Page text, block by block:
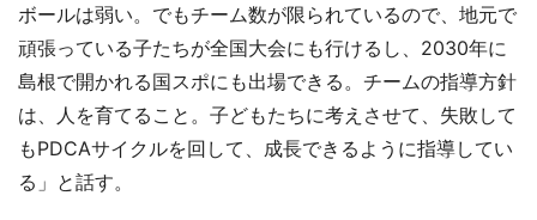
ボールは弱い。でもチーム数が限られているので、地元で
頑張っている子たちが全国大会にも行けるし、2030年に
島根で開かれる国スポにも出場できる。チームの指導方針
は、人を育てること。子どもたちに考えさせて、失敗して
もPDCAサイクルを回して、成長できるように指導してい
る」と話す。